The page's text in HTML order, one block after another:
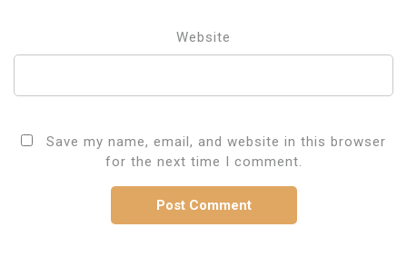
Website
Save my name, email, and website in this browser
for the next time I comment.